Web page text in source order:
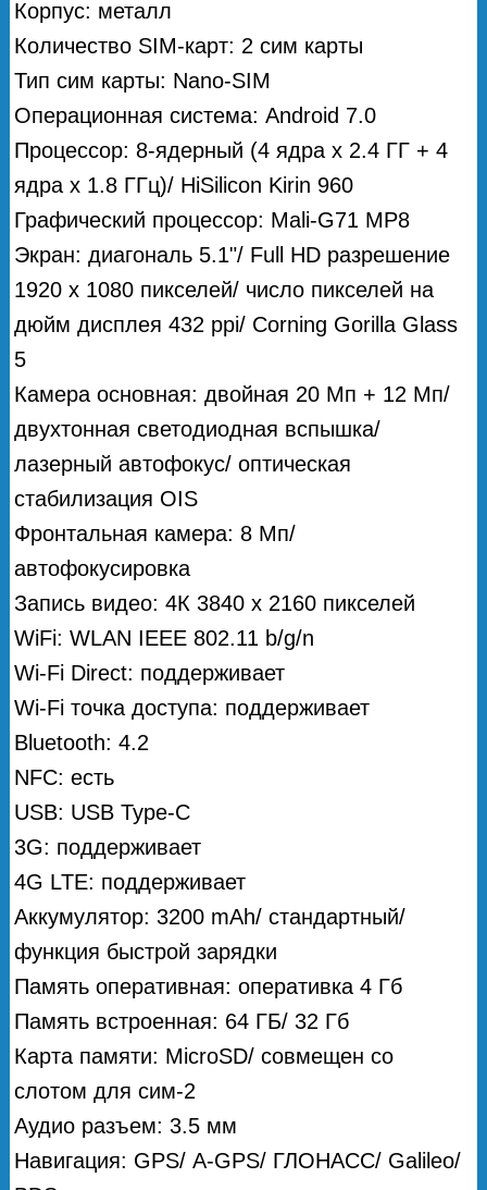
Корпус: металл
Количество SIM-карт: 2 сим карты
Тип сим карты: Nano-SIM
Операционная система: Android 7.0
Процессор: 8-ядерный (4 ядра х 2.4 ГГ + 4
ядра х 1.8 ГГц)/ HiSilicon Kirin 960
Графический процессор: Mali-G71 MP8
Экран: диагональ 5.1"/ Full HD разрешение
1920 x 1080 пикселей/ число пикселей на
дюйм дисплея 432 ppi/ Corning Gorilla Glass
5
Камера основная: двойная 20 Мп + 12 Мп/
двухтонная светодиодная вспышка/
лазерный автофокус/ оптическая
стабилизация OIS
Фронтальная камера: 8 Мп/
автофокусировка
Запись видео: 4К 3840 х 2160 пикселей
WiFi: WLAN IEEE 802.11 b/g/n
Wi-Fi Direct: поддерживает
Wi-Fi точка доступа: поддерживает
Bluetooth: 4.2
NFC: есть
USB: USB Type-C
3G: поддерживает
4G LTE: поддерживает
Аккумулятор: 3200 mAh/ стандартный/
функция быстрой зарядки
Память оперативная: оперативка 4 Гб
Память встроенная: 64 ГБ/ 32 Гб
Карта памяти: MicroSD/ совмещен со
слотом для сим-2
Аудио разъем: 3.5 мм
Навигация: GPS/ А-GPS/ ГЛОНАСС/ Galileo/